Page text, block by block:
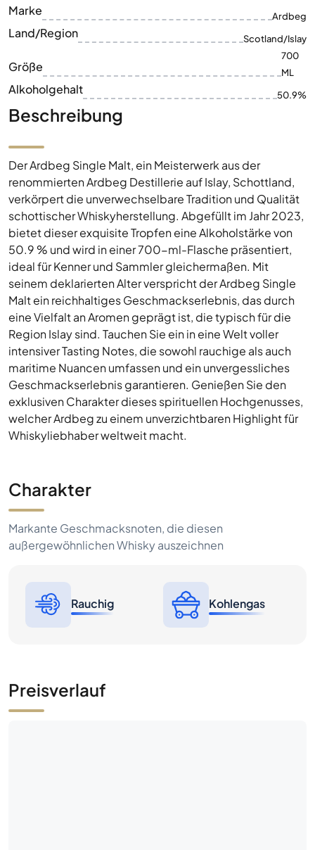
Marke Ardbeg
Land/Region Scotland/Islay
Größe
700
ML
Alkoholgehalt 50.9%
Beschreibung
Der Ardbeg Single Malt, ein Meisterwerk aus der
renommierten Ardbeg Destillerie auf Islay, Schottland,
verkörpert die unverwechselbare Tradition und Qualität
schottischer Whiskyherstellung. Abgefüllt im Jahr 2023,
bietet dieser exquisite Tropfen eine Alkoholstärke von
50.9 % und wird in einer 700-ml-Flasche präsentiert,
ideal für Kenner und Sammler gleichermaßen. Mit
seinem deklarierten Alter verspricht der Ardbeg Single
Malt ein reichhaltiges Geschmackserlebnis, das durch
eine Vielfalt an Aromen geprägt ist, die typisch für die
Region Islay sind. Tauchen Sie ein in eine Welt voller
intensiver Tasting Notes, die sowohl rauchige als auch
maritime Nuancen umfassen und ein unvergessliches
Geschmackserlebnis garantieren. Genießen Sie den
exklusiven Charakter dieses spirituellen Hochgenusses,
welcher Ardbeg zu einem unverzichtbaren Highlight für
Whiskyliebhaber weltweit macht.
Charakter
Markante Geschmacksnoten, die diesen
außergewöhnlichen Whisky auszeichnen
Rauchig Kohlengas
Preisverlauf